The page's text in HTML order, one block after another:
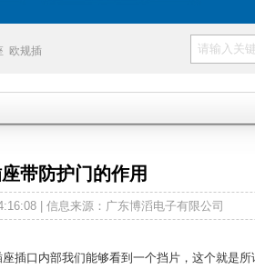
欧规插
带防护门的作用
| 信息来源：广东博滔电子有限公司
座插口内部我们能够看到一个挡片，这个就是所